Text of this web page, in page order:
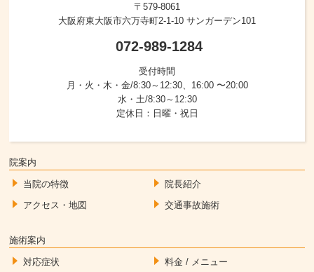
〒579-8061
大阪府東大阪市六万寺町2-1-10 サンガーデン101
072-989-1284
受付時間
月・火・木・金/8:30～12:30、16:00 〜20:00
水・土/8:30～12:30
定休日：日曜・祝日
院案内
当院の特徴
院長紹介
アクセス・地図
交通事故施術
施術案内
対応症状 料金 / メニュー